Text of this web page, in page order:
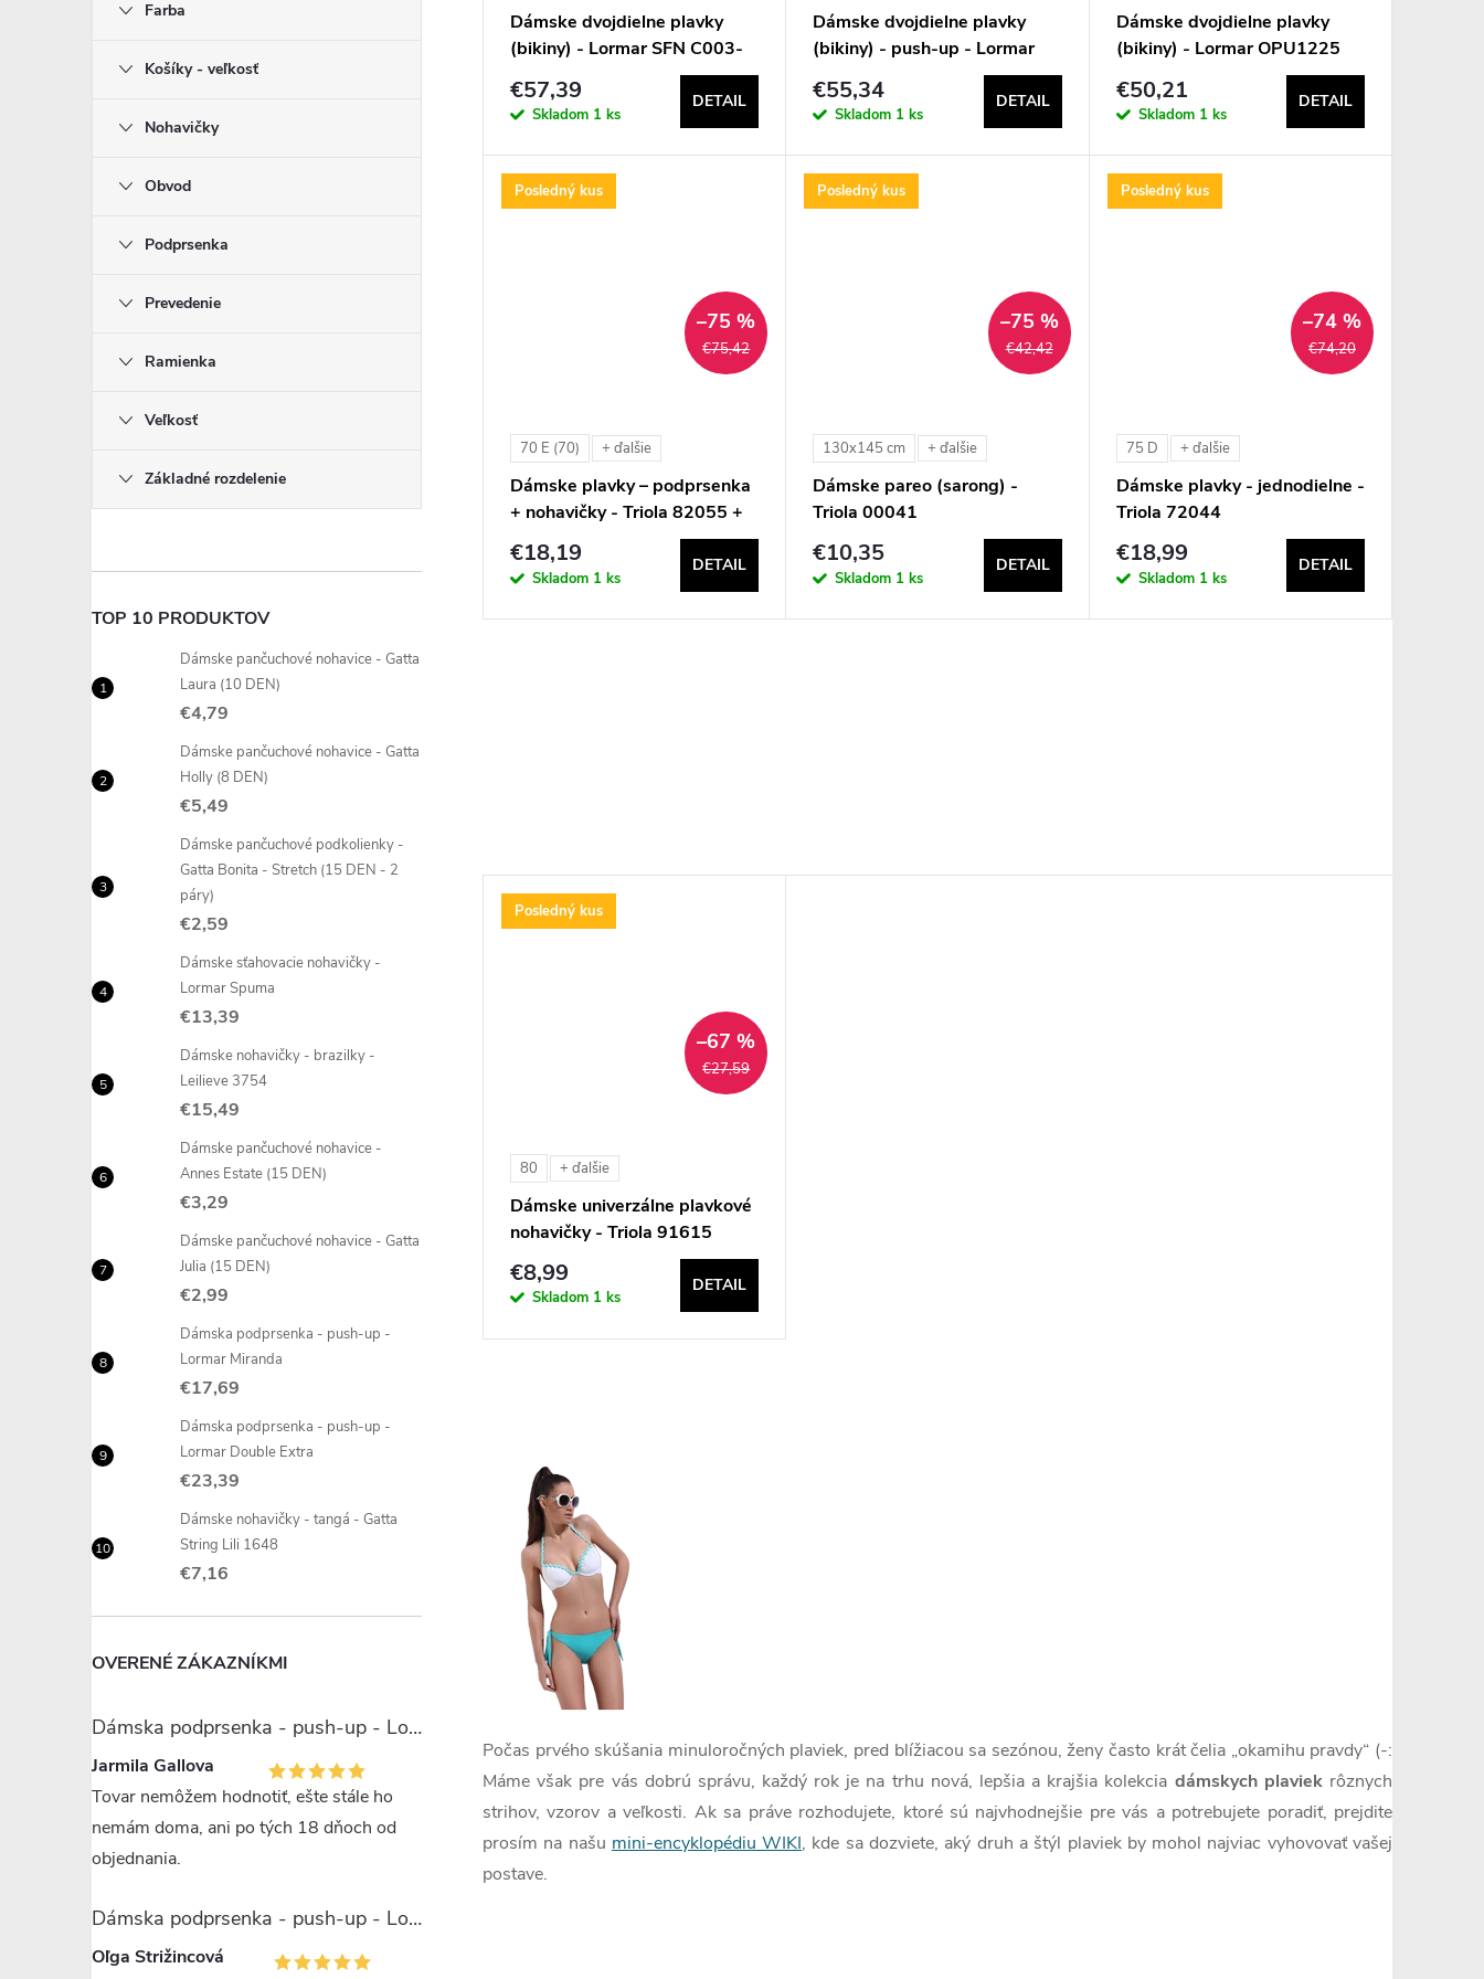
Farba
Košíky - veľkosť
Nohavičky
Obvod
Podprsenka
Prevedenie
Ramienka
Veľkosť
Základné rozdelenie
TOP 10 PRODUKTOV
Dámske pančuchové nohavice - Gatta
Laura (10 DEN)
€4,79
Dámske pančuchové nohavice - Gatta
Holly (8 DEN)
€5,49
Dámske pančuchové podkolienky -
Gatta Bonita - Stretch (15 DEN - 2
páry)
€2,59
Dámske sťahovacie nohavičky -
Lormar Spuma
€13,39
Dámske nohavičky - brazilky -
Leilieve 3754
€15,49
Dámske pančuchové nohavice -
Annes Estate (15 DEN)
€3,29
Dámske pančuchové nohavice - Gatta
Julia (15 DEN)
€2,99
Dámska podprsenka - push-up -
Lormar Miranda
€17,69
Dámska podprsenka - push-up -
Lormar Double Extra
€23,39
Dámske nohavičky - tangá - Gatta
String Lili 1648
€7,16
OVERENÉ ZÁKAZNÍKMI
Dámska podprsenka - push-up - Lormar Miranda
Jarmila Gallova
Tovar nemôžem hodnotiť, ešte stále ho
nemám doma, ani po tých 18 dňoch od
objednania.
Dámska podprsenka - push-up - Lormar Saten Soft up
Oľga Strižincová
u
d
u
Dámske dvojdielne plavky
(bikiny) - Lormar SFN C003-
€57,39
Skladom 1 ks
DETAIL
Dámske dvojdielne plavky
(bikiny) - push-up - Lormar
€55,34
Skladom 1 ks
DETAIL
Dámske dvojdielne plavky
(bikiny) - Lormar OPU1225
€50,21
Skladom 1 ks
DETAIL
Posledný kus
€75,42
–75 %
70 E (70) + ďalšie
Dámske plavky – podprsenka
+ nohavičky - Triola 82055 +
96055
€18,19
Skladom 1 ks
DETAIL
Posledný kus
€42,42
–75 %
130x145 cm + ďalšie
Dámske pareo (sarong) -
Triola 00041
€10,35
Skladom 1 ks
DETAIL
Posledný kus
€74,20
–74 %
75 D + ďalšie
Dámske plavky - jednodielne -
Triola 72044
€18,99
Skladom 1 ks
DETAIL
Posledný kus
€27,59
–67 %
80 + ďalšie
Dámske univerzálne plavkové
nohavičky - Triola 91615
€8,99
Skladom 1 ks
DETAIL
i
e
p
r
Počas prvého skúšania minuloročných plaviek, pred blížiacou sa sezónou, ženy často krát čelia „okamihu pravdy“ (-:
Máme však pre vás dobrú správu, každý rok je na trhu nová, lepšia a krajšia kolekcia dámskych plaviekrôznych
strihov, vzorov a veľkosti. Ak sa práve rozhodujete, ktoré sú najvhodnejšie pre vás a potrebujete poradiť, prejdite
prosím na našu mini-encyklopédiu WIKI, kde sa dozviete, aký druh a štýl plaviek by mohol najviac vyhovovať vašej
postave.